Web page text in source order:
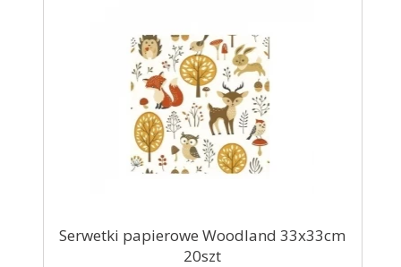
Serwetki papierowe Woodland 33x33cm
20szt